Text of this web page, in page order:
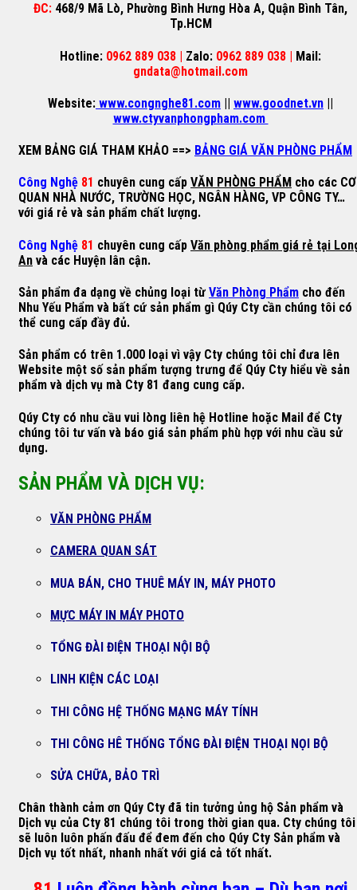
ĐC: 468/9 Mã Lò, Phường Bình Hưng Hòa A, Quận Bình Tân,
Tp.HCM
Hotline: 0962 889 038 | Zalo: 0962 889 038 | Mail:
gndata@hotmail.com
Website: www.congnghe81.com || www.goodnet.vn ||
www.ctyvanphongpham.com
XEM BẢNG GIÁ THAM KHẢO ==> BẢNG GIÁ VĂN PHÒNG PHẨM
Công Nghệ 81 chuyên cung cấp VĂN PHÒNG PHẨM cho các CƠ
QUAN NHÀ NƯỚC, TRƯỜNG HỌC, NGÂN HÀNG, VP CÔNG TY…
với giá rẻ và sản phẩm chất lượng.
Công Nghệ 81 chuyên cung cấp Văn phòng phẩm giá rẻ tại
An và các Huyện lân cận.
Sản phẩm đa dạng về chủng loại từ Văn Phòng Phẩm cho đến
Nhu Yếu Phẩm và bất cứ sản phẩm gì Qúy Cty cần chúng tôi có
thể cung cấp đầy đủ.
Sản phẩm có trên 1.000 loại vì vậy Cty chúng tôi chỉ đưa lên
Website một số sản phẩm tượng trưng để Qúy Cty hiểu về sản
phẩm và dịch vụ mà Cty 81 đang cung cấp.
Qúy Cty có nhu cầu vui lòng liên hệ Hotline hoặc Mail để Cty
chúng tôi tư vấn và báo giá sản phẩm phù hợp với nhu cầu sử
dụng.
SẢN PHẨM VÀ DỊCH VỤ:
VĂN PHÒNG PHẨM
CAMERA QUAN SÁT
MUA BÁN, CHO THUÊ MÁY IN, MÁY PHOTO
MỰC MÁY IN MÁY PHOTO
TỔNG ĐÀI ĐIỆN THOẠI NỘI BỘ
LINH KIỆN CÁC LOẠI
THI CÔNG HỆ THỐNG MẠNG MÁY TÍNH
THI CÔNG HÊ THỐNG TỔNG ĐÀI ĐIỆN THOẠI NỌI BỘ
SỬA CHỮA, BẢO TRÌ
Chân thành cảm ơn Qúy Cty đã tin tưởng ủng hộ Sản phẩm và
Dịch vụ của Cty 81 chúng tôi trong thời gian qua. Cty chúng tôi
sẽ luôn luôn phấn đấu để đem đến cho Qúy Cty Sản phẩm và
Dịch vụ tốt nhất, nhanh nhất với giá cả tốt nhất.